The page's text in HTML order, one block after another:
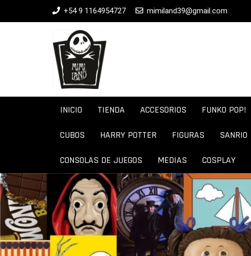
+54 9 1164954727 mimiland39@gmail.com
INICIO TIENDA ACCESORIOS FUNKO POP!
CUBOS HARRY POTTER FIGURAS SANRIO
CONSOLAS DE JUEGOS MEDIAS COSPLAY